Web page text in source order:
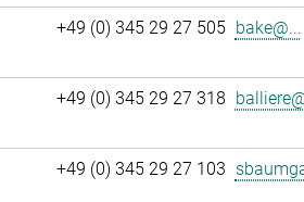
+49 (0) 345 29 27 505 bake@...
+49 (0) 345 29 27 318
+49 (0) 345 29 27 103